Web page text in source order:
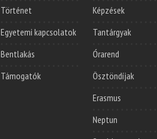
Történet
Egyetemi kapcsolatok
Bentlakás
Támogatók
Képzések
Tantárgyak
Órarend
Ösztöndíjak
Erasmus
Neptun